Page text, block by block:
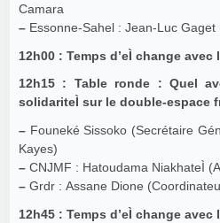
Camara
– Essonne-Sahel : Jean-Luc Gaget
12h00 : Temps d’eÌ change avec
12h15 : Table ronde : Quel
solidariteÌ sur le double-
– Founeké Sissoko (Secrétaire
Kayes)
–
– Grdr : Assane Dione
12h45 : Temps d’eÌ change avec